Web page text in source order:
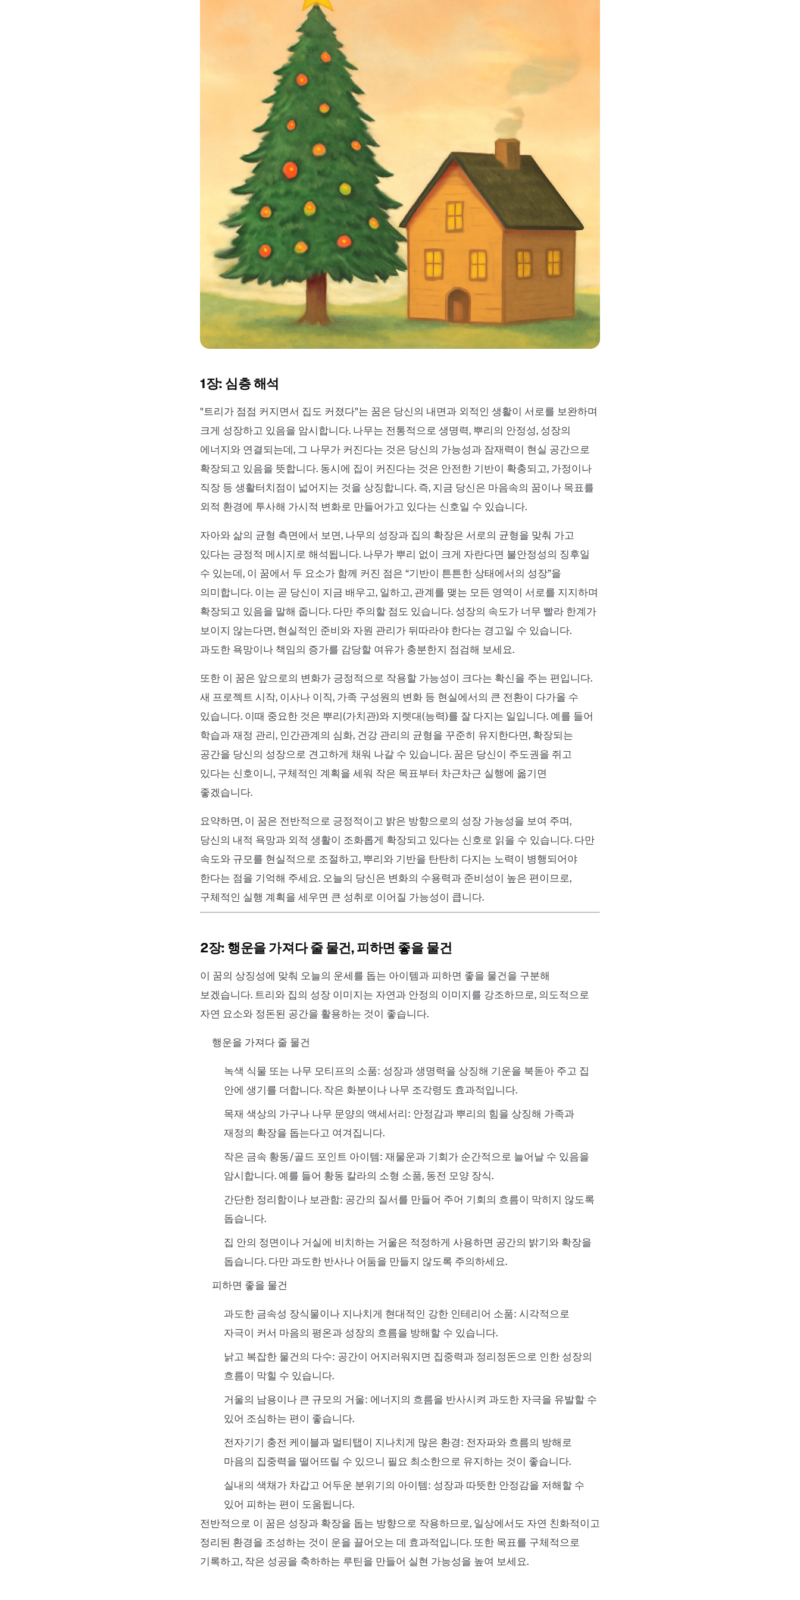
1장: 심층 해석
"트리가 점점 커지면서 집도 커졌다"는 꿈은 당신의 내면과 외적인 생활이 서로를 보완하며
크게 성장하고 있음을 암시합니다. 나무는 전통적으로 생명력, 뿌리의 안정성, 성장의
에너지와 연결되는데, 그 나무가 커진다는 것은 당신의 가능성과 잠재력이 현실 공간으로
확장되고 있음을 뜻합니다. 동시에 집이 커진다는 것은 안전한 기반이 확충되고, 가정이나
직장 등 생활터치점이 넓어지는 것을 상징합니다. 즉, 지금 당신은 마음속의 꿈이나 목표를
외적 환경에 투사해 가시적 변화로 만들어가고 있다는 신호일 수 있습니다.
자아와 삶의 균형 측면에서 보면, 나무의 성장과 집의 확장은 서로의 균형을 맞춰 가고
있다는 긍정적 메시지로 해석됩니다. 나무가 뿌리 없이 크게 자란다면 불안정성의 징후일
수 있는데, 이 꿈에서 두 요소가 함께 커진 점은 “기반이 튼튼한 상태에서의 성장”을
의미합니다. 이는 곧 당신이 지금 배우고, 일하고, 관계를 맺는 모든 영역이 서로를 지지하며
확장되고 있음을 말해 줍니다. 다만 주의할 점도 있습니다. 성장의 속도가 너무 빨라 한계가
보이지 않는다면, 현실적인 준비와 자원 관리가 뒤따라야 한다는 경고일 수 있습니다.
과도한 욕망이나 책임의 증가를 감당할 여유가 충분한지 점검해 보세요.
또한 이 꿈은 앞으로의 변화가 긍정적으로 작용할 가능성이 크다는 확신을 주는 편입니다.
새 프로젝트 시작, 이사나 이직, 가족 구성원의 변화 등 현실에서의 큰 전환이 다가올 수
있습니다. 이때 중요한 것은 뿌리(가치관)와 지렛대(능력)를 잘 다지는 일입니다. 예를 들어
학습과 재정 관리, 인간관계의 심화, 건강 관리의 균형을 꾸준히 유지한다면, 확장되는
공간을 당신의 성장으로 견고하게 채워 나갈 수 있습니다. 꿈은 당신이 주도권을 쥐고
있다는 신호이니, 구체적인 계획을 세워 작은 목표부터 차근차근 실행에 옮기면
좋겠습니다.
요약하면, 이 꿈은 전반적으로 긍정적이고 밝은 방향으로의 성장 가능성을 보여 주며,
당신의 내적 욕망과 외적 생활이 조화롭게 확장되고 있다는 신호로 읽을 수 있습니다. 다만
속도와 규모를 현실적으로 조절하고, 뿌리와 기반을 탄탄히 다지는 노력이 병행되어야
한다는 점을 기억해 주세요. 오늘의 당신은 변화의 수용력과 준비성이 높은 편이므로,
구체적인 실행 계획을 세우면 큰 성취로 이어질 가능성이 큽니다.
2장: 행운을 가져다 줄 물건, 피하면 좋을 물건
이 꿈의 상징성에 맞춰 오늘의 운세를 돕는 아이템과 피하면 좋을 물건을 구분해
보겠습니다. 트리와 집의 성장 이미지는 자연과 안정의 이미지를 강조하므로, 의도적으로
자연 요소와 정돈된 공간을 활용하는 것이 좋습니다.
행운을 가져다 줄 물건
녹색 식물 또는 나무 모티프의 소품: 성장과 생명력을 상징해 기운을 북돋아 주고 집
안에 생기를 더합니다. 작은 화분이나 나무 조각령도 효과적입니다.
목재 색상의 가구나 나무 문양의 액세서리: 안정감과 뿌리의 힘을 상징해 가족과
재정의 확장을 돕는다고 여겨집니다.
작은 금속 황동/골드 포인트 아이템: 재물운과 기회가 순간적으로 늘어날 수 있음을
암시합니다. 예를 들어 황동 칼라의 소형 소품, 동전 모양 장식.
간단한 정리함이나 보관함: 공간의 질서를 만들어 주어 기회의 흐름이 막히지 않도록
돕습니다.
집 안의 정면이나 거실에 비치하는 거울은 적정하게 사용하면 공간의 밝기와 확장을
돕습니다. 다만 과도한 반사나 어둠을 만들지 않도록 주의하세요.
피하면 좋을 물건
과도한 금속성 장식물이나 지나치게 현대적인 강한 인테리어 소품: 시각적으로
자극이 커서 마음의 평온과 성장의 흐름을 방해할 수 있습니다.
낡고 복잡한 물건의 다수: 공간이 어지러워지면 집중력과 정리정돈으로 인한 성장의
흐름이 막힐 수 있습니다.
거울의 남용이나 큰 규모의 거울: 에너지의 흐름을 반사시켜 과도한 자극을 유발할 수
있어 조심하는 편이 좋습니다.
전자기기 충전 케이블과 멀티탭이 지나치게 많은 환경: 전자파와 흐름의 방해로
마음의 집중력을 떨어뜨릴 수 있으니 필요 최소한으로 유지하는 것이 좋습니다.
실내의 색채가 차갑고 어두운 분위기의 아이템: 성장과 따뜻한 안정감을 저해할 수
있어 피하는 편이 도움됩니다.
전반적으로 이 꿈은 성장과 확장을 돕는 방향으로 작용하므로, 일상에서도 자연 친화적이고
정리된 환경을 조성하는 것이 운을 끌어오는 데 효과적입니다. 또한 목표를 구체적으로
기록하고, 작은 성공을 축하하는 루틴을 만들어 실현 가능성을 높여 보세요.